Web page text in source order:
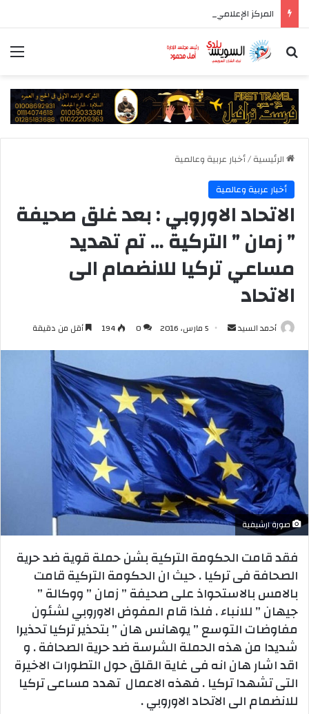
بحث عن
الرئيسية/أخبار عربية وعالمية
أخبار عربية وعالمية
الاتحاد الاوروبي : بعد غلق صحيفة
” زمان ” التركية … تم تهديد
مساعي تركيا للانضمام الى
الاتحاد
أحمد السيد
أرسل 5 مارس، 2016 0
194 أقل من دقيقة
صورة ارشيفية
فقد قامت الحكومة التركية بشن حملة قوية ضد حرية
الصحافة فى تركيا . حيث ان الحكومة التركية قامت
بالامس بالاستحواذ على صحيفة ” زمان ” ووكالة ”
جيهان ” للانباء . فلذا قام المفوض الاوروبي لشئون
مفاوضات التوسع ” يوهانس هان ” بتحذير تركيا تحذيرا
شديدا من هذه الحملة الشرسة ضد حرية الصحافة . و
اقد اشار هان انه فى غاية القلق حول التطورات الاخيرة
التى تشهدا تركيا . فهذه الاعمال تهدد مساعى تركيا
للانضمام الى الاتحاد الاوروبي .